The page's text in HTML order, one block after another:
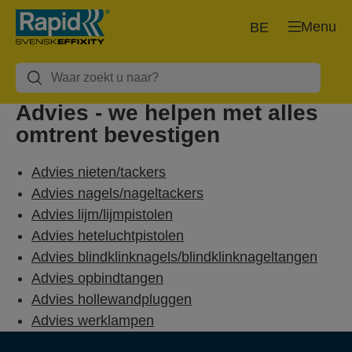
Menu
BE
Advies - we helpen met alles
omtrent bevestigen
Advies nieten/tackers
Advies nagels/nageltackers
Advies lijm/lijmpistolen
Advies heteluchtpistolen
Advies blindklinknagels/blindklinknageltangen
Advies opbindtangen
Advies hollewandpluggen
Advies werklampen